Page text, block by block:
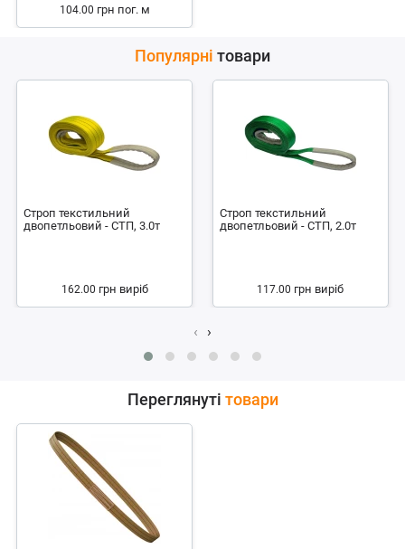
104.00 грн пог. м
Популярні товари
Строп текстильний
двопетльовий - СТП, 3.0т
162.00 грн виріб
Строп текстильний
двопетльовий - СТП, 2.0т
117.00 грн виріб
‹ ›
Переглянуті товари